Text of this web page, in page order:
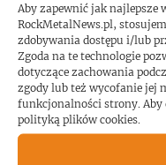
Aby zapewnić jak najlepsze
RockMetalNews.pl,
zdobywania dostępu i/lub
Zgoda na te technologie
dotyczące zachowania
zgody lub też wycofanie jej
funkcjonalności strony. Aby
polityką plików cookies.
Kerry King o
pinball!